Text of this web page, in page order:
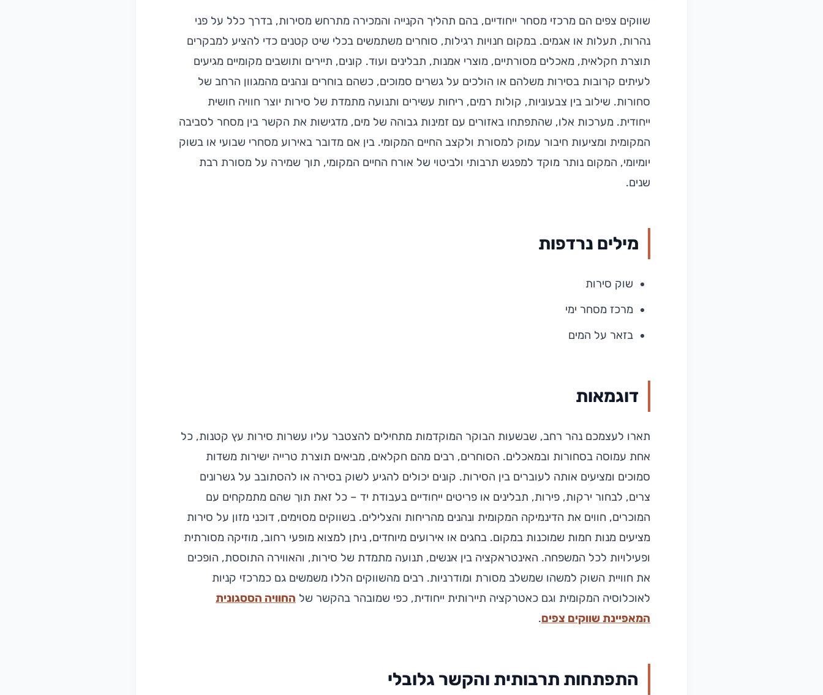
שווקים צפים הם מרכזי מסחר ייחודיים, בהם תהליך הקנייה והמכירה מתרחש מסירות, בדרך כלל על פני
נהרות, תעלות או אגמים. במקום חנויות רגילות, סוחרים משתמשים בכלי שיט קטנים כדי להציע למבקרים
תוצרת חקלאית, מאכלים מסורתיים, מוצרי אמנות, תבלינים ועוד. קונים, תיירים ותושבים מקומיים מגיעים
לעיתים קרובות בסירות משלהם או הולכים על גשרים סמוכים, כשהם בוחרים ונהנים מהמגוון הרחב של
סחורות. שילוב בין צבעוניות, קולות רמים, ריחות עשירים ותנועה מתמדת של סירות יוצר חוויה חושית
ייחודית. מערכות אלו, שהתפתחו באזורים עם זמינות גבוהה של מים, מדגישות את הקשר בין מסחר לסביבה
המקומית ומציעות חיבור עמוק למסורת ולקצב החיים המקומי. בין אם מדובר באירוע מסחרי שבועי או בשוק
יומיומי, המקום נותר מוקד למפגש תרבותי ולביטוי של אורח החיים המקומי, תוך שמירה על מסורת רבת
שנים.
מילים נרדפות
שוק סירות
מרכז מסחר ימי
בזאר על המים
דוגמאות
תארו לעצמכם נהר רחב, שבשעות הבוקר המוקדמות מתחילים להצטבר עליו עשרות סירות עץ קטנות, כל
אחת עמוסה בסחורות ובמאכלים. הסוחרים, רבים מהם חקלאים, מביאים תוצרת טרייה ישירות משדות
סמוכים ומציעים אותה לעוברים בין הסירות. קונים יכולים להגיע לשוק בסירה או להסתובב על גשרונים
צרים, לבחור ירקות, פירות, תבלינים או פריטים ייחודיים בעבודת יד – כל זאת תוך שהם מתמקחים עם
המוכרים, חווים את הדינמיקה המקומית ונהנים מהריחות והצלילים. בשווקים מסוימים, דוכני מזון על סירות
מציעים מנות חמות שמוכנות במקום. בחגים או אירועים מיוחדים, ניתן למצוא מופעי רחוב, מוזיקה מסורתית
ופעילויות לכל המשפחה. האינטראקציה בין אנשים, תנועה מתמדת של סירות, והאווירה התוססת, הופכים
את חוויית השוק למשהו שמשלב מסורת ומודרניות. רבים מהשווקים הללו משמשים גם כמרכזי קניות
לאוכלוסיה המקומית וגם כאטרקציה תיירותית ייחודית, כפי שמובהר בהקשר של החוויה הססגונית
המאפיינת שווקים צפים.
התפתחות תרבותית והקשר גלובלי